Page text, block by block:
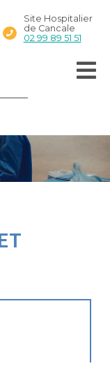
Site Hospitalier
de Cancale
02 99 89 51 51